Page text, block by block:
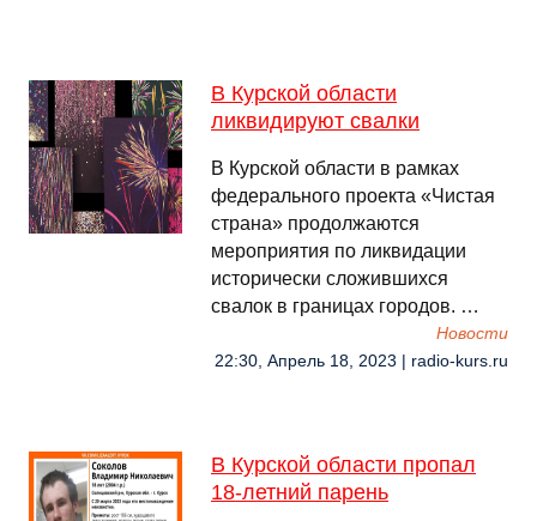
В Курской области
ликвидируют свалки
В Курской области в рамках
федерального проекта «Чистая
страна» продолжаются
мероприятия по ликвидации
исторически сложившихся
свалок в границах городов. …
Новости
22:30, Апрель 18, 2023 | radio-kurs.ru
В Курской области пропал
18-летний парень